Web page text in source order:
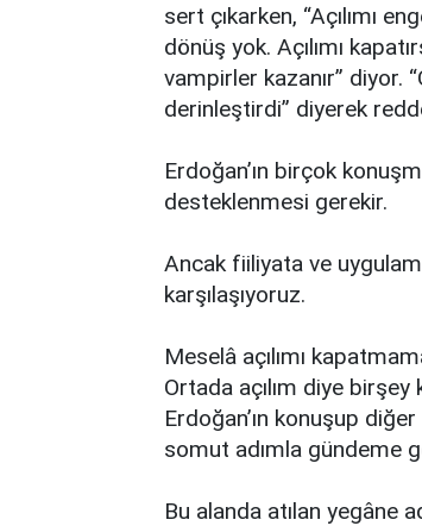
sert çıkarken, “Açılımı
dönüş yok. Açılımı
vampirler kazanır” diyor.
derinleştirdi” diyerek
Erdoğan’ın birçok
desteklenmesi gerekir.
Ancak fiiliyata ve
karşılaşıyoruz.
Meselâ açılımı
Ortada açılım diye birşey
Erdoğan’ın konuşup
somut adımla gündeme
Bu alanda atılan yegâne